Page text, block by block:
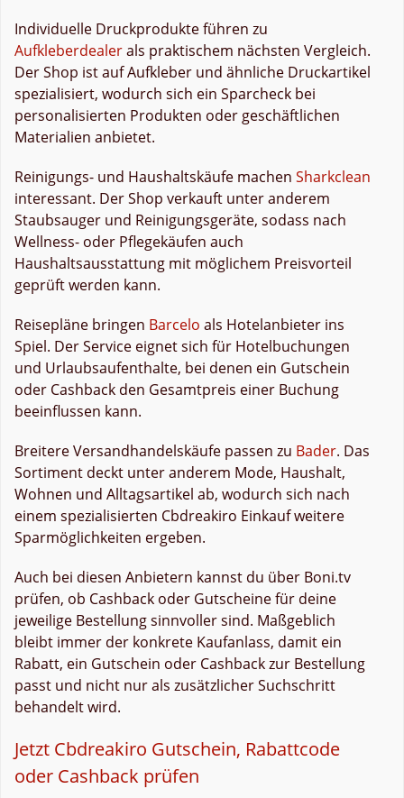
Individuelle Druckprodukte führen zu
Aufkleberdealerals praktischem nächsten Vergleich.
Der Shop ist auf Aufkleber und ähnliche Druckartikel
spezialisiert, wodurch sich ein Sparcheck bei
personalisierten Produkten oder geschäftlichen
Materialien anbietet.
Reinigungs- und Haushaltskäufe machen Sharkclean
interessant. Der Shop verkauft unter anderem
Staubsauger und Reinigungsgeräte, sodass nach
Wellness- oder Pflegekäufen auch
Haushaltsausstattung mit möglichem Preisvorteil
geprüft werden kann.
Reisepläne bringen Barcelo als Hotelanbieter ins
Spiel. Der Service eignet sich für Hotelbuchungen
und Urlaubsaufenthalte, bei denen ein Gutschein
oder Cashback den Gesamtpreis einer Buchung
beeinflussen kann.
Breitere Versandhandelskäufe passen zu Bader. Das
Sortiment deckt unter anderem Mode, Haushalt,
Wohnen und Alltagsartikel ab, wodurch sich nach
einem spezialisierten Cbdreakiro Einkauf weitere
Sparmöglichkeiten ergeben.
Auch bei diesen Anbietern kannst du über Boni.tv
prüfen, ob Cashback oder Gutscheine für deine
jeweilige Bestellung sinnvoller sind. Maßgeblich
bleibt immer der konkrete Kaufanlass, damit ein
Rabatt, ein Gutschein oder Cashback zur Bestellung
passt und nicht nur als zusätzlicher Suchschritt
behandelt wird.
Jetzt Cbdreakiro Gutschein, Rabattcode
oder Cashback prüfen